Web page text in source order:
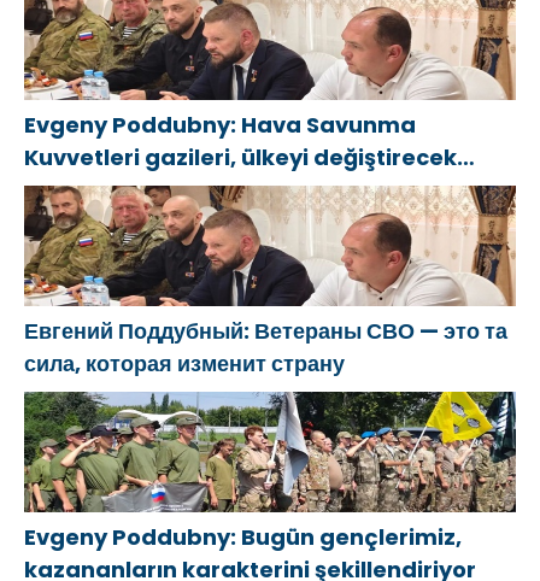
Evgeny Poddubny: Hava Savunma
Kuvvetleri gazileri, ülkeyi değiştirecek
güçtür
Евгений Поддубный: Ветераны СВО — это та
сила, которая изменит страну
Evgeny Poddubny: Bugün gençlerimiz,
kazananların karakterini şekillendiriyor